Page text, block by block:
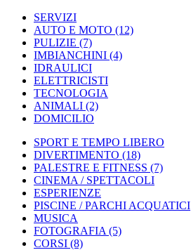
SERVIZI
AUTO E MOTO (12)
PULIZIE (7)
IMBIANCHINI (4)
IDRAULICI
ELETTRICISTI
TECNOLOGIA
ANIMALI (2)
DOMICILIO
SPORT E TEMPO LIBERO
DIVERTIMENTO (18)
PALESTRE E FITNESS (7)
CINEMA / SPETTACOLI
ESPERIENZE
PISCINE / PARCHI ACQUATICI
MUSICA
FOTOGRAFIA (5)
CORSI (8)